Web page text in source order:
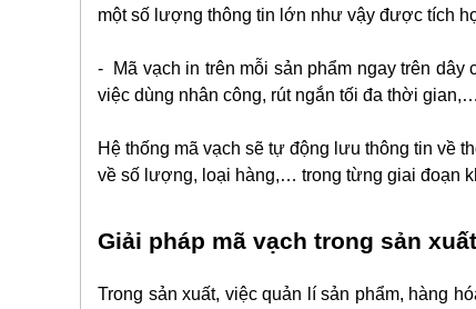
một số lượng thông tin lớn như vậy được tích
- Mã vạch in trên mỗi sản phẩm ngay trên
việc dùng nhân công, rút ngắn tối đa thời
Hệ thống mã vạch sẽ tự động lưu thông tin về
về số lượng, loại hàng,… trong từng giai đoạn
Giải pháp mã vạch trong sản
Trong sản xuất, việc quản lí sản phẩm, hàng